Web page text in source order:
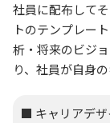
社員に配布して
トのテンプレー
析・将来のビジ
り、社員が自身
■ キャリアデザ